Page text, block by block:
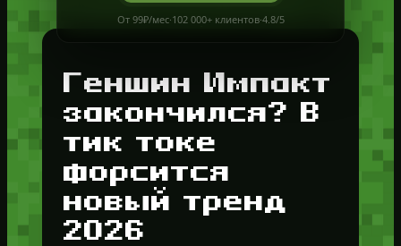
От 99₽/мес·102 000+ клиентов·4.8/5
Геншин Импакт
закончился? В
тик токе
форсится
новый тренд
2026